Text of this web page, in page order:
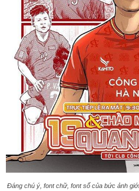
Đáng chú ý, font chữ, font số của bức ảnh